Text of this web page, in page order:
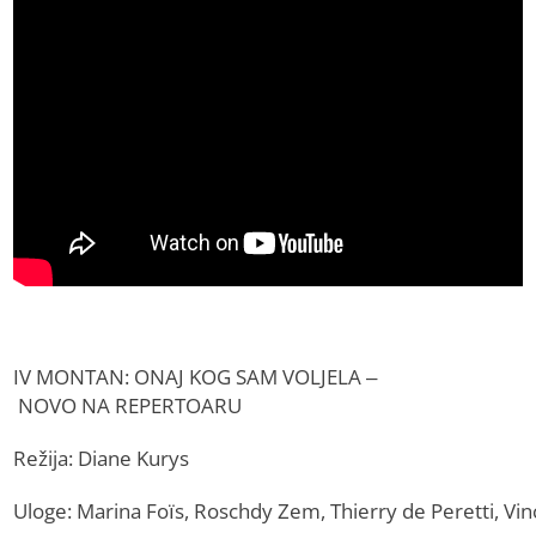
IV MONTAN: ONAJ KOG SAM VOLJELA –
NOVO NA REPERTOARU
Režija: Diane Kurys
Uloge: Marina Foïs, Roschdy Zem, Thierry de Peretti,